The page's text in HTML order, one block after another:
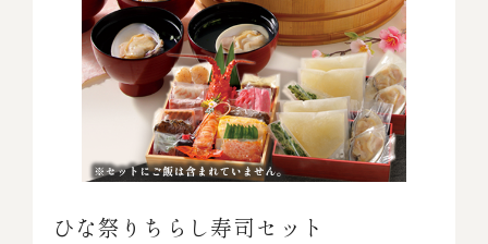
ひな祭りちらし寿司セット